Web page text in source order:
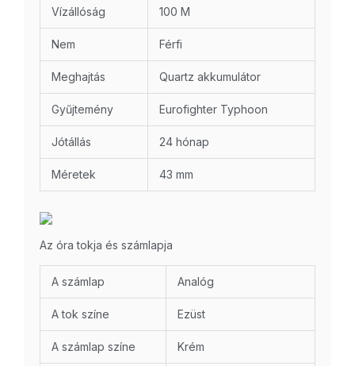
Vízállóság 100 M
Nem Férfi
Meghajtás Quartz akkumulátor
Gyűjtemény Eurofighter Typhoon
Jótállás 24 hónap
Méretek 43 mm
Az óra tokja és számlapja
A számlap Analóg
A tok színe Ezüst
A számlap színe Krém